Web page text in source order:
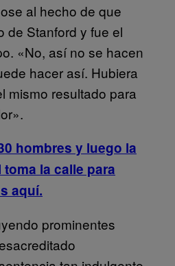
al hecho de que
de Stanford y fue el
«No, así no se hacen
hacer así. Hubiera
mismo resultado para
hombres y luego la
la calle para
aquí.
prominentes